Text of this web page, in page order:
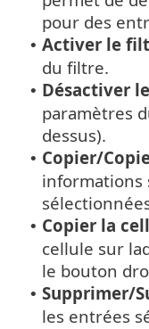
pour des
• Activer le
du filtre.
• Désactiver
paramètres
dessus).
• Copier/
informations
• Copier la
cellule sur
le bouton
• Supprimer/
les entrées